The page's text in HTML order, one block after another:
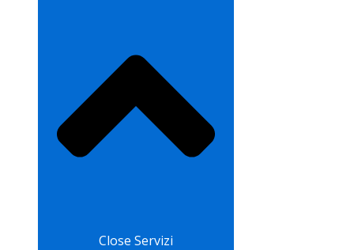
Close Servizi